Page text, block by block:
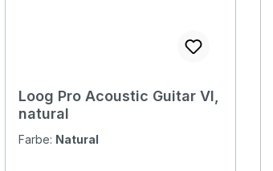
Loog Pro Acoustic Guitar VI,
natural
Farbe: Natural